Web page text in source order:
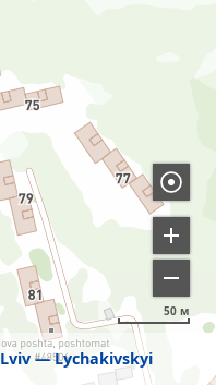
Lviv Lychakivskyi
50 м